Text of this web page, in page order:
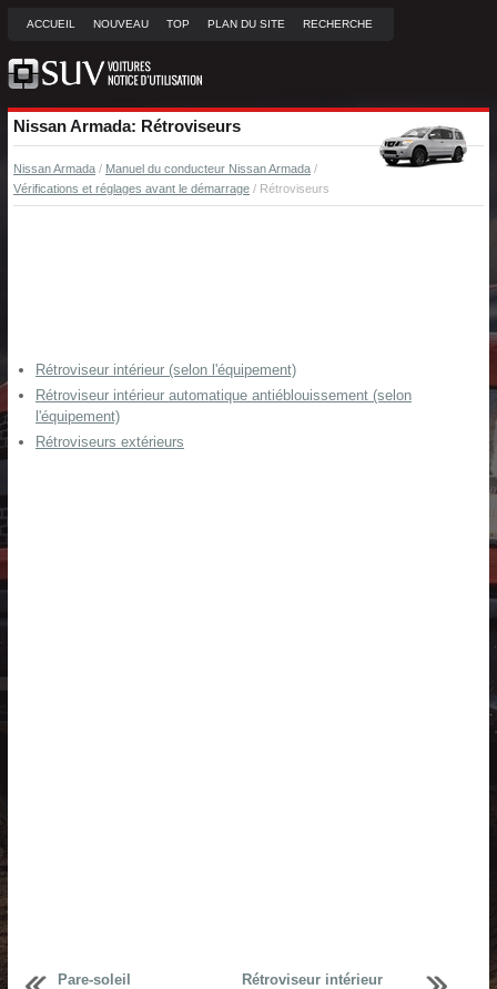
ACCUEIL NOUVEAU TOP PLAN DU SITE RECHERCHE
Nissan Armada: Rétroviseurs
Nissan Armada / Manuel du conducteur Nissan Armada /
Vérifications et réglages avant le démarrage / Rétroviseurs
Rétroviseur intérieur (selon l'équipement)
Rétroviseur intérieur automatique antiéblouissement (selon
l'équipement)
Rétroviseurs extérieurs
Pare-soleil
Rétroviseur intérieur